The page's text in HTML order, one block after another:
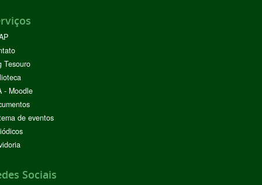
Tesouro
- Moodle
de eventos
Sociais